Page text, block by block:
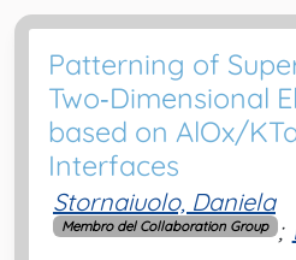
Patterning of
Two‐Dimensional
based on AlOx/
Interfaces
Stornaiuolo, Daniela
Membro del Collaboration Group ;